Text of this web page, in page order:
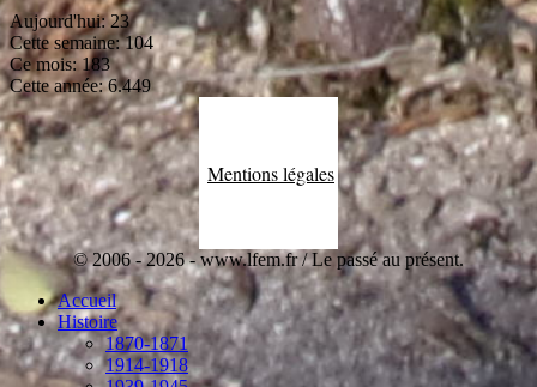
Aujourd'hui: 23
Cette semaine: 104
Ce mois: 183
Cette année: 6.449
Mentions légales
© 2006 - 2026 - www.lfem.fr / Le passé au présent.
Accueil
Histoire
1870-1871
1914-1918